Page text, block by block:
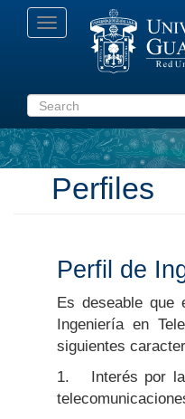
Toggle
navigation
Search
Perfiles
Perfil de
Es deseable que
Ingeniería en
siguientes
1. Interés por